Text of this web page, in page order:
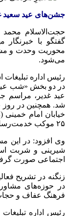
جشن‌های عید سعید
حجت‌الاسلام محمد
گفتگو با
محوریت وحدت و
می‌شود.
رئیس اداره تبلیغات
در دو بخش «شب
عید غدیر، مراسم
۲۵ موکب خدمت‌رسانی به مردم خواهیم بود.
وی افزود: در این
شیرینی و شربت
اجتماعی صورت
زنگنه در تشریح
در حوزه‌های
فرهنگ عفاف و
رئیس اداره تبلیغات